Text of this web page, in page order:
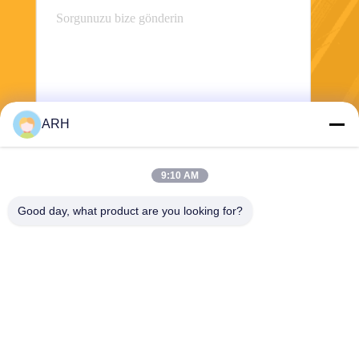
ARH
9:10 AM
Good day, what product are you looking for?